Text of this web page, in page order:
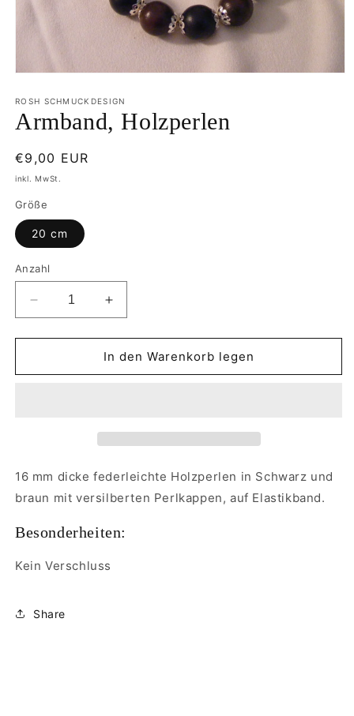
in
Modal
öffnen
ROSH SCHMUCKDESIGN
Armband, Holzperlen
Normaler
Preis
€9,00 EUR
inkl. MwSt.
Größe
20 cm
Anzahl
Verringere
die
Menge
Armband,
Erhöhe
die
Menge
für
Armband,
In den Warenkorb legen
16 mm dicke federleichte Holzperlen in Schwarz und
braun mit versilberten Perlkappen, auf Elastikband.
Besonderheiten:
Kein Verschluss
Share